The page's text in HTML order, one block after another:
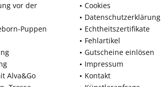
vor der
Puppen
Alva&Go
Cookies
Datenschutzerklärung
Echtheitszertifikate
Fehlartikel
Gutscheine einlösen
Impressum
Kontakt